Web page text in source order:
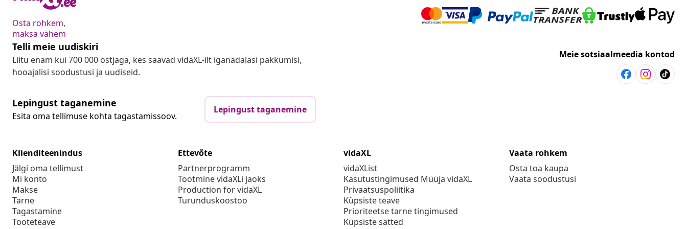
Osta rohkem,
maksa vähem
Telli meie uudiskiri
Liitu enam kui 700 000 ostjaga, kes saavad vidaXL-ilt iganädalasi pakkumisi,
hooajalisi soodustusi ja uudiseid.
Meie sotsiaalmeedia kontod
Lepingust taganemine
Esita oma tellimuse kohta tagastamissoov.
Lepingust taganemine
Klienditeenindus
Jälgi oma tellimust
Mi konto
Makse
Tarne
Tagastamine
Tooteteave
Ettevõte
Partnerprogramm
Tootmine vidaXLi jaoks
Production for vidaXL
Turunduskoostoo
vidaXL
vidaXList
Kasutustingimused Müüja vidaXL
Privaatsuspoliitika
Küpsiste teave
Prioriteetse tarne tingimused
Küpsiste sätted
Vaata rohkem
Osta toa kaupa
Vaata soodustusi